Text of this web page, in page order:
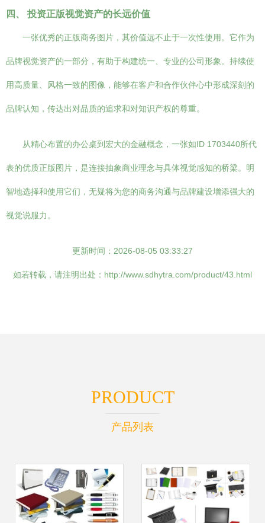
四、 投资正版视觉资产的长远价值
一张优秀的正版商务图片，其价值远不止于一次性使用。它作为
品牌视觉资产的一部分，有助于构建统一、专业的公司形象。持续使
用高质量、风格一致的图像，能够在客户和合作伙伴心中形成深刻的
品牌认知，传达出对品质的追求和对知识产权的尊重。
从精心布置的办公桌到宏大的金融概念，一张如ID 1703440所代
表的优质正版图片，是连接抽象商业理念与具体视觉感知的桥梁。明
智地选择和使用它们，无疑将为您的商务沟通与品牌建设增添强大的
视觉说服力。
更新时间：2026-08-05 03:33:27
如若转载，请注明出处：http://www.sdhytra.com/product/43.html
PRODUCT
产品列表